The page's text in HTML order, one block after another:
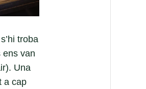
troba
ens van
Una
a cap